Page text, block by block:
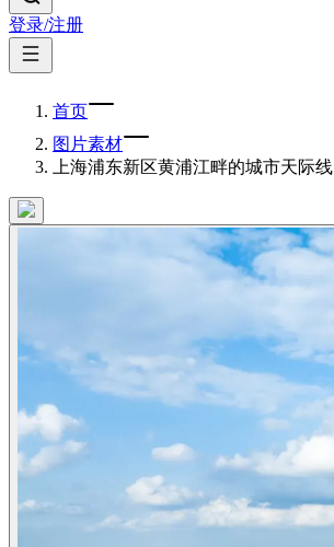
登录/注册
首页
图片素材
上海浦东新区黄浦江畔的城市天际线